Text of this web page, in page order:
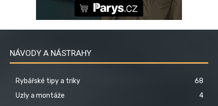
NÁVODY A NÁSTRAHY
Rybářské tipy a triky
68
Uzly a montáže
4